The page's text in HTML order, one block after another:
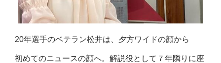
20年選手のベテラン松井は、夕方ワイドの顔から
初めてのニュースの顔へ。解説役として７年隣りに座